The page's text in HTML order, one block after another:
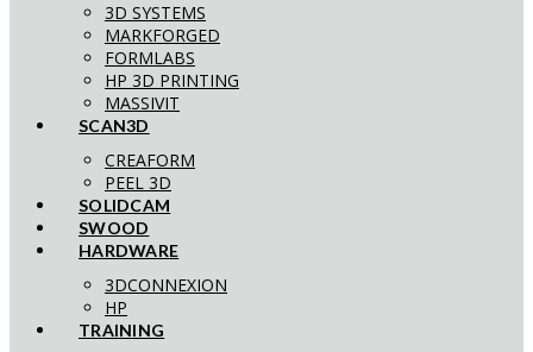
3D SYSTEMS
MARKFORGED
FORMLABS
HP 3D PRINTING
MASSIVIT
SCAN3D
CREAFORM
PEEL 3D
SOLIDCAM
SWOOD
HARDWARE
3DCONNEXION
HP
TRAINING